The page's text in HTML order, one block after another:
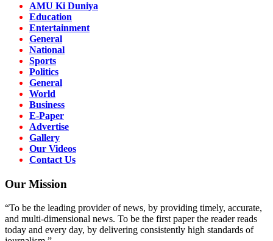
AMU Ki Duniya
Education
Entertainment
General
National
Sports
Politics
General
World
Business
E-Paper
Advertise
Gallery
Our Videos
Contact Us
Our Mission
“To be the leading provider of news, by providing timely, accurate,
and multi-dimensional news. To be the first paper the reader reads
today and every day, by delivering consistently high standards of